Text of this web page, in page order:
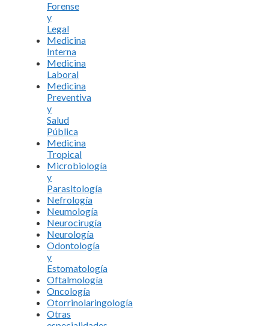
Forense
y
Legal
Medicina
Interna
Medicina
Laboral
Medicina
Preventiva
y
Salud
Pública
Medicina
Tropical
Microbiología
y
Parasitología
Nefrología
Neumología
Neurocirugía
Neurología
Odontología
y
Estomatología
Oftalmología
Oncología
Otorrinolaringología
Otras